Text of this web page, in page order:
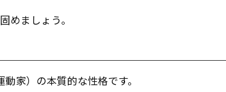
めましょう。
家）の本質的な性格です。